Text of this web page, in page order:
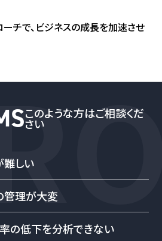
チで、ビジネスの成長を加速させ
このような方はご相談くだ
さい
難しい
管理が大変
の低下を分析できない